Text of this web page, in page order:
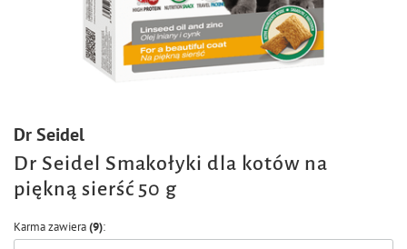
Dr Seidel
Dr Seidel Smakołyki dla kotów na
piękną sierść 50 g
Karma zawiera(9)